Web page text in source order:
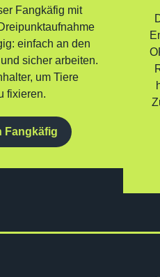
Fangkäfig mit
einfach an den
sicher arbeiten.
um Tiere
fixieren.
Fangkäfig